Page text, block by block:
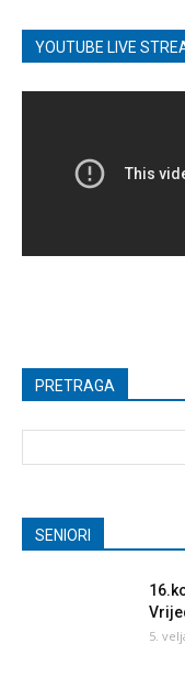
YOUTUBE LIVE
PRETRAGA
SENIORI
5.